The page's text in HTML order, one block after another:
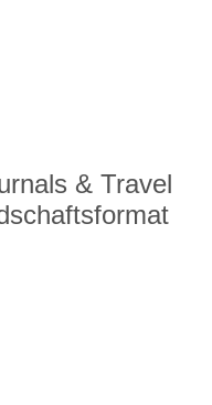
& Travel